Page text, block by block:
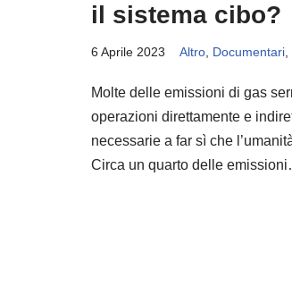
il sistema cibo?
6 Aprile 2023 Altro Documentari
Molte delle emissioni di gas
operazioni direttamente e
necessarie a far sì che
Circa un quarto delle